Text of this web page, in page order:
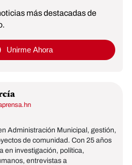
más destacadas de
Unirme Ahora
Administración Municipal, gestión,
de comunidad. Con 25 años
en investigación, política,
entrevistas a